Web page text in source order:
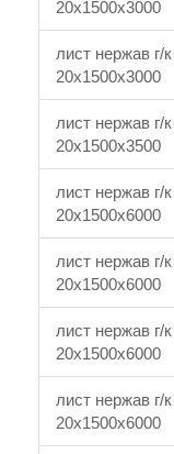
20x1500x3000
лист нержав г/к
20x1500x3000
лист нержав г/к
20x1500x3500
лист нержав г/к
20x1500x6000
лист нержав г/к
20x1500x6000
лист нержав г/к
20x1500x6000
лист нержав г/к
20x1500x6000